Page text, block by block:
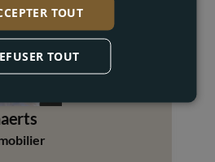
TOUT
TOUT